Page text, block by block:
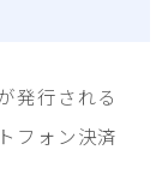
発行される
フォン決済